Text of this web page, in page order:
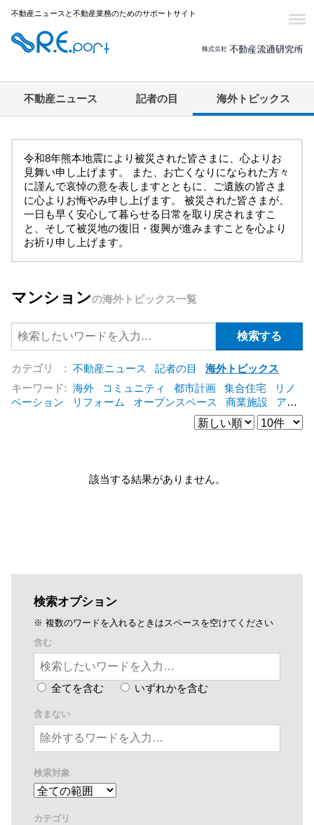
不動産ニュースと不動産業務のためのサポートサイト
不動産ニュース 記者の目 海外トピックス
令和8年熊本地震により被災された皆さまに、心よりお
見舞い申し上げます。 また、お亡くなりになられた方々
に謹んで哀悼の意を表しますとともに、ご遺族の皆さま
に心よりお悔やみ申し上げます。 被災された皆さまが、
一日も早く安心して暮らせる日常を取り戻されますこ
と、そして被災地の復旧・復興が進みますことを心より
お祈り申し上げます。
マンションの海外トピックス一覧
カテゴリ : 不動産ニュース 記者の目
海外トピックス
キーワード: 海外 コミュニティ 都市計画 集合住宅
リノ
ベーション
リフォーム オープンスペース 商業施設
アパ
エネルギー
新型コロ
コンバージョン
都市再生
該当する結果がありません。
検索オプション
※ 複数のワードを入れるときはスペースを空けてください
含む
全てを含む いずれかを含む
含まない
検索対象
カテゴリ